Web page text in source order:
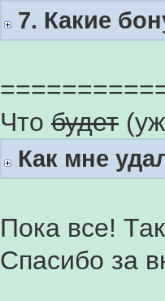
7. Какие
Что будет
Как мне
Пока все!
Спасибо за